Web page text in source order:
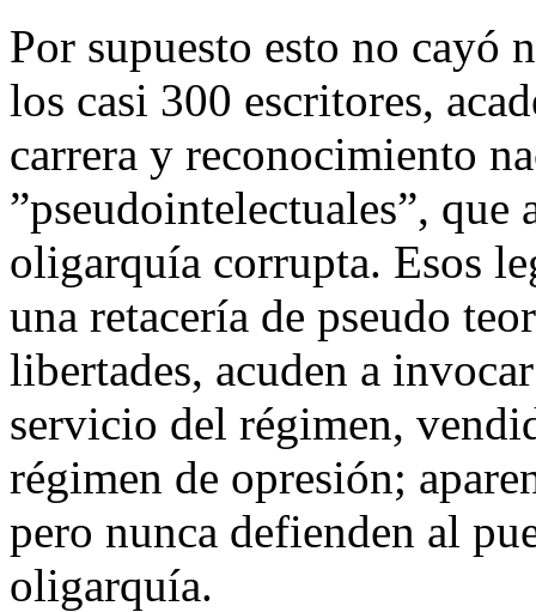
Por supuesto esto no cayó
los casi 300 escritores,
carrera y reconocimiento
”pseudointelectuales”, que
oligarquía corrupta. Esos
una retacería de pseudo
libertades, acuden a
servicio del régimen,
régimen de opresión;
pero nunca defienden al
oligarquía.